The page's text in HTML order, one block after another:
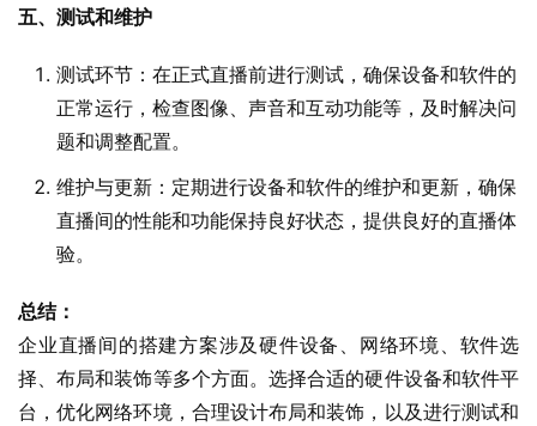
五、测试和维护
测试环节：在正式直播前进行测试，确保设备和软件的
正常运行，检查图像、声音和互动功能等，及时解决问
题和调整配置。
维护与更新：定期进行设备和软件的维护和更新，确保
直播间的性能和功能保持良好状态，提供良好的直播体
验。
总结：
企业直播间的搭建方案涉及硬件设备、网络环境、软件选
择、布局和装饰等多个方面。选择合适的硬件设备和软件平
台，优化网络环境，合理设计布局和装饰，以及进行测试和